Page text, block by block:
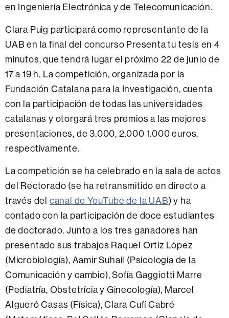
en Ingeniería Electrónica y de Telecomunicación.
Clara Puig participará como representante de la
UAB en la final del concurso Presenta tu tesis en 4
minutos, que tendrá lugar el próximo 22 de junio de
17 a 19 h. La competición, organizada por la
Fundación Catalana para la Investigación, cuenta
con la participación de todas las universidades
catalanas y otorgará tres premios a las mejores
presentaciones, de 3.000, 2.000 1.000 euros,
respectivamente.
La competición se ha celebrado en la sala de actos
del Rectorado (se ha retransmitido en directo a
través del canal de YouTube de la UAB)y ha
contado con la participación de doce estudiantes
de doctorado. Junto a los tres ganadores han
presentado sus trabajos Raquel Ortiz López
(Microbiología), Aamir Suhail (Psicología de la
Comunicación y cambio), Sofía Gaggiotti Marre
(Pediatría, Obstetrícia y Ginecología), Marcel
Algueró Casas (Física), Clara Cufí Cabré